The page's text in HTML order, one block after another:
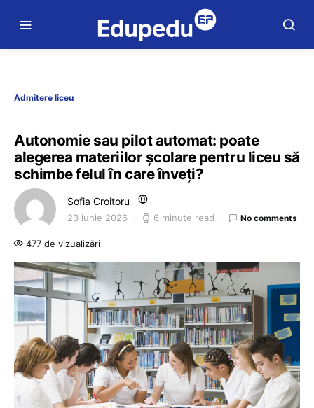
Admitere liceu
Autonomie sau pilot automat: poate
alegerea materiilor școlare pentru liceu să
schimbe felul în care înveți?
Sofia Croitoru
23 iunie 2026 6 minute read No comments
477 de vizualizări